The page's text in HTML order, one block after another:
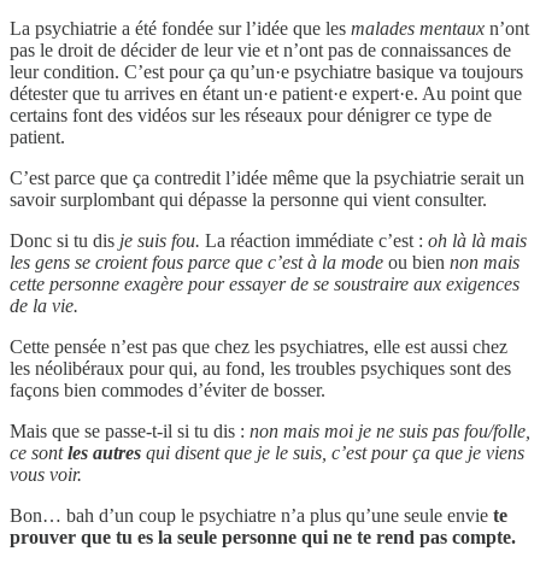
La psychiatrie a été fondée sur l’idée que les malades mentaux n’ont
pas le droit de décider de leur vie et n’ont pas de connaissances de
leur condition. C’est pour ça qu’un·e psychiatre basique va toujours
détester que tu arrives en étant un·e patient·e expert·e. Au point que
certains font des vidéos sur les réseaux pour dénigrer ce type de
patient.
C’est parce que ça contredit l’idée même que la psychiatrie serait un
savoir surplombant qui dépasse la personne qui vient consulter.
Donc si tu dis je suis fou. La réaction immédiate c’est : oh là là mais
les gens se croient fous parce que c’est à la mode ou bien non mais
cette personne exagère pour essayer de se soustraire aux exigences
de la vie.
Cette pensée n’est pas que chez les psychiatres, elle est aussi chez
les néolibéraux pour qui, au fond, les troubles psychiques sont des
façons bien commodes d’éviter de bosser.
Mais que se passe-t-il si tu dis : non mais moi je ne suis pas fou/folle,
ce sontles autres qui disent que je le suis, c’est pour ça que je viens
vous voir.
Bon… bah d’un coup le psychiatre n’a plus qu’une seule envie te
prouver que tu es la seule personne qui ne te rend pas compte.